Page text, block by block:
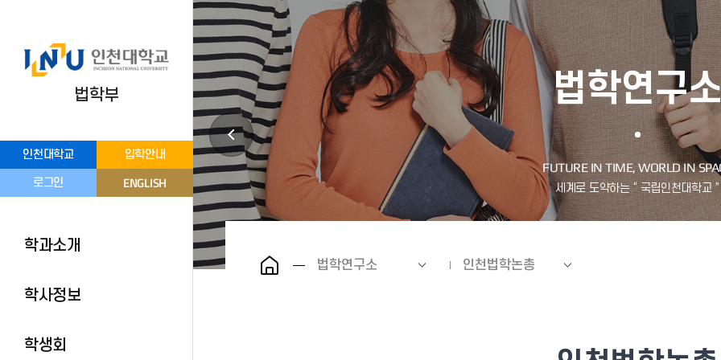
인천대학교 입학안내
로그인 ENGLISH
법학부
학과소개
학사정보
학생회
법학연구소
법학연구소 인천법학논총